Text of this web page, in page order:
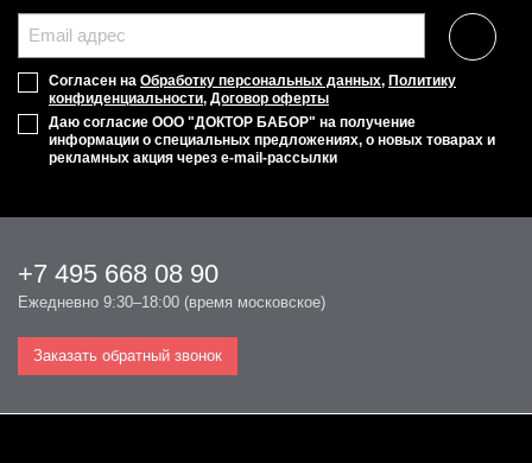
Согласен на Обработку персональных данных, Политику
конфиденциальности, Договор оферты
Даю согласие ООО "ДОКТОР БАБОР" на получение
информации о специальных предложениях, о новых товарах и
рекламных акция через e-mail-рассылки
+7 495 668 08 90
Ежедневно 9:30–18:00 (время московское)
Заказать обратный звонок